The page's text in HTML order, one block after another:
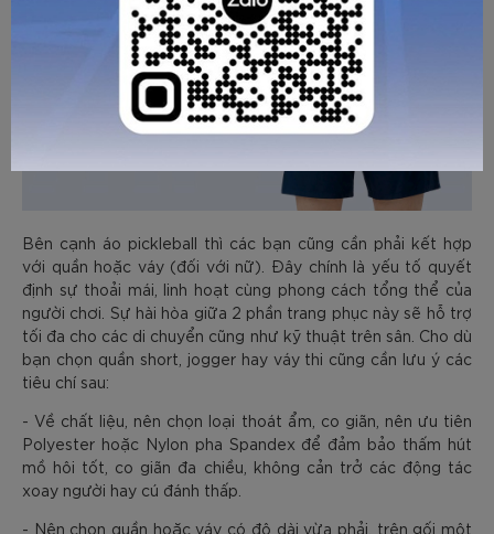
Bên cạnh áo pickleball thì các bạn cũng cần phải kết hợp
với quần hoặc váy (đối với nữ). Đây chính là yếu tố quyết
định sự thoải mái, linh hoạt cùng phong cách tổng thể của
người chơi. Sự hài hòa giữa 2 phần trang phục này sẽ hỗ trợ
tối đa cho các di chuyển cũng như kỹ thuật trên sân. Cho dù
bạn chọn quần short, jogger hay váy thi cũng cần lưu ý các
tiêu chí sau:
- Về chất liệu, nên chọn loại thoát ẩm, co giãn, nên ưu tiên
Polyester hoặc Nylon pha Spandex để đảm bảo thấm hút
mồ hôi tốt, co giãn đa chiều, không cản trở các động tác
xoay người hay cú đánh thấp.
- Nên chọn quần hoặc váy có độ dài vừa phải, trên gối một